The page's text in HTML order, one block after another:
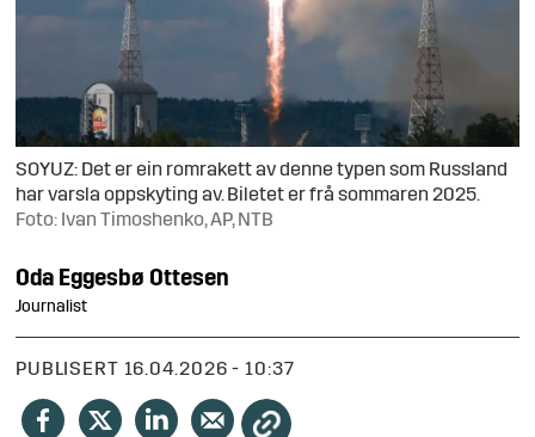
SOYUZ: Det er ein romrakett av denne typen som Russland
har varsla oppskyting av. Biletet er frå sommaren 2025.
Foto: Ivan Timoshenko, AP, NTB
Oda Eggesbø Ottesen
Journalist
PUBLISERT 16.04.2026 - 10:37